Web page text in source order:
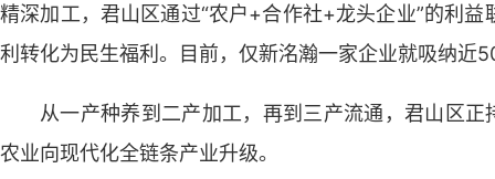
精深加工，君山区通过“农户+合作社+龙头企业”的利
利转化为民生福利。目前，仅新洺瀚一家企业就吸纳近
从一产种养到二产加工，再到三产流通，君山区
农业向现代化全链条产业升级。